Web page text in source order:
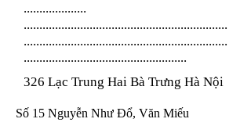
....................
.................................................................
.................................................................
....................................................
326 Lạc Trung Hai Bà Trưng Hà Nội
Số 15 Nguyễn Như Đổ, Văn Miếu